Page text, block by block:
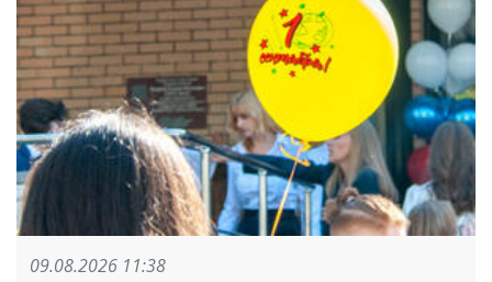
09.08.2026 11:38